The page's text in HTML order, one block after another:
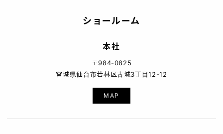
ショールーム
本社
〒984-0825
宮城県仙台市若林区古城3丁目12-12
MAP